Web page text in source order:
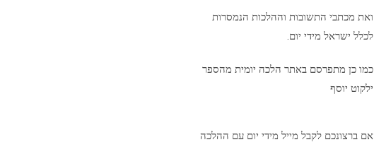
ואת מכתבי התשובות וההלכות הנמסרות
לכלל ישראל מידי יום.
כמו כן מתפרסם באתר הלכה יומית מהספר
ילקוט יוסף
אם ברצונכם לקבל מייל מידי יום עם ההלכה